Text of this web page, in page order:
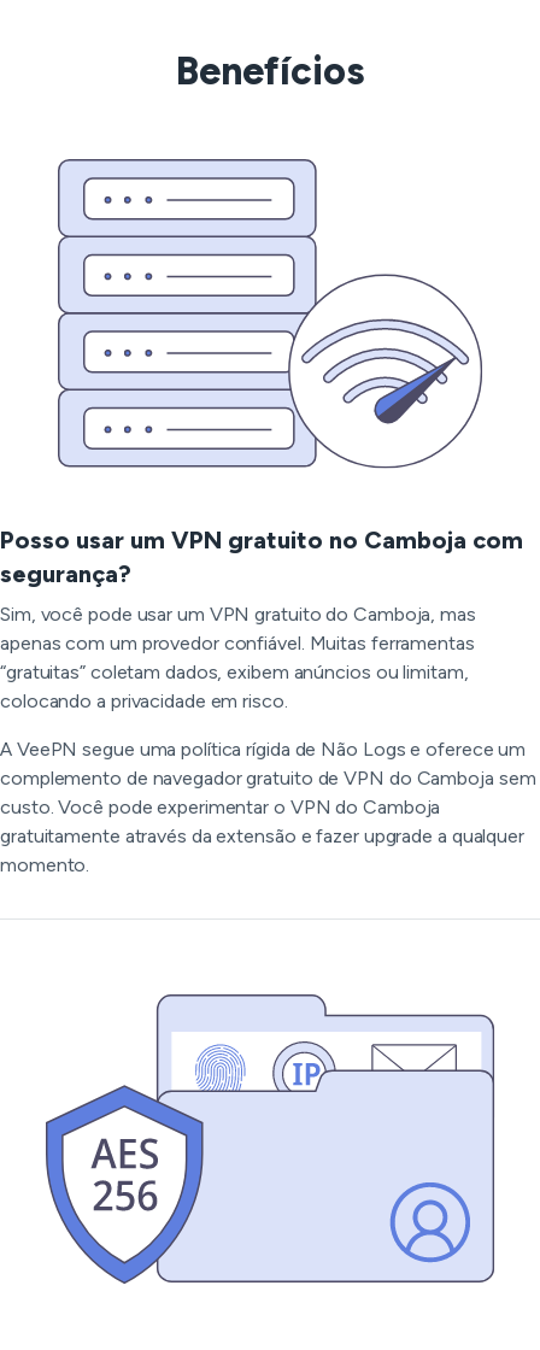
Benefícios
Posso usar um VPN gratuito no Camboja com
segurança?
Sim, você pode usar um VPN gratuito do Camboja, mas
apenas com um provedor confiável. Muitas ferramentas
“gratuitas” coletam dados, exibem anúncios ou limitam,
colocando a privacidade em risco.
A VeePN segue uma política rígida de Não Logs e oferece um
complemento de navegador gratuito de VPN do Camboja sem
custo. Você pode experimentar o VPN do Camboja
gratuitamente através da extensão e fazer upgrade a qualquer
momento.